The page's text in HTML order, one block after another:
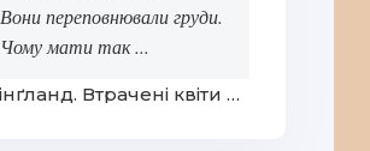
Вони переповнювали груди.
Чому мати так ...
© Голлі Рінґланд. Втрачені квіти Еліс Гарт